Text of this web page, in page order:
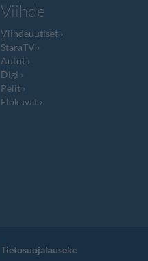
Viihde
Viihdeuutiset
StaraTV
Autot
Digi
Pelit
Elokuvat
Tietosuojalauseke